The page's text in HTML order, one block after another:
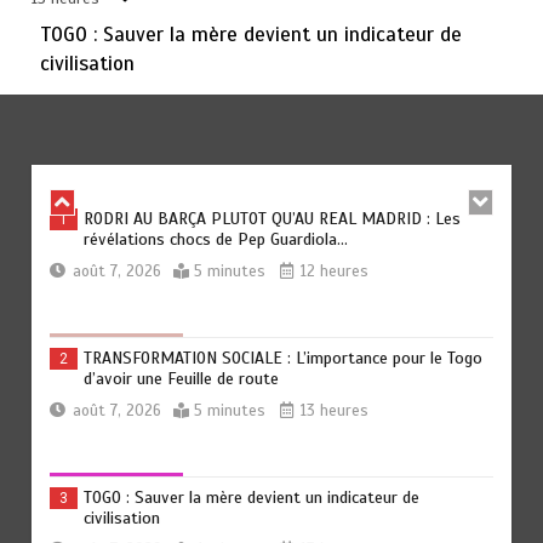
TOGO : Sauver la mère devient un indicateur de
civilisation
tourisme
1
RODRI AU BARÇA PLUTOT QU’AU REAL MADRID : Les
révélations chocs de Pep Guardiola…
août 7, 2026 5 minutes 12 heures
2
TRANSFORMATION SOCIALE : L’importance pour le Togo
d’avoir une Feuille de route
août 7, 2026 5 minutes 13 heures
3
TOGO : Sauver la mère devient un indicateur de
civilisation